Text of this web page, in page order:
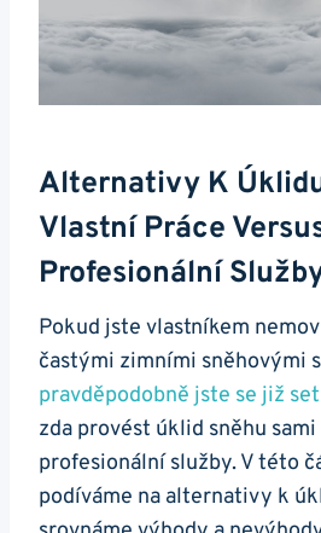
Alternativy K
Vlastní Práce
Profesionální
Pokud jste vlastníkem
častými zimními sněhovými
pravděpodobně jste se již
zda provést úklid sněhu
profesionální služby. V této
podíváme na alternativy k